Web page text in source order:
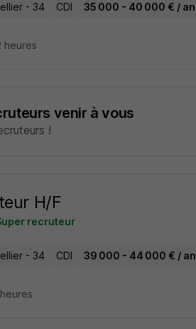
- 34 CDI 35 000 - 40 000 € / an
heures
venir à vous
!
H/F
recruteur
- 34 CDI 39 000 - 44 000 € / an